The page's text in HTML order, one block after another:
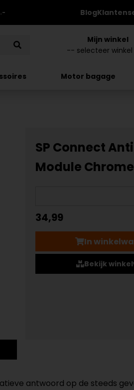
Blog
Mijn winkel
Motor bagage
SP Connect
Module Chrome
34,99
In
Bekijk
antwoord op de steeds